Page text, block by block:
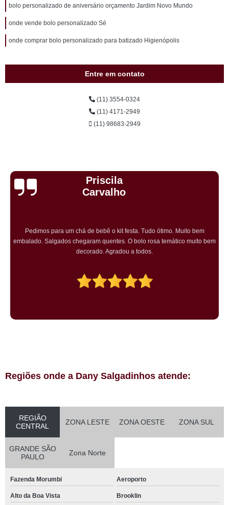
bolo personalizado de aniversário orçamento Jardim Novo Mundo
onde vende bolo personalizado Sé
onde comprar bolo personalizado para batizado Higienópolis
Entre em contato
(11) 3554-0324
(11) 4171-2949
(11) 98683-2949
Cristiane Dramali de
Oliveira
Adorei os salgadinhos tradicionais e os vegetarianos que encomendei
para o aniversário da minha mãe! Todos os convidados gostaram muito! O
preço também foi excelente e tornarei a encomendar!
Regiões onde a Dany Salgadinhos atende:
REGIÃO
CENTRAL
ZONA LESTE ZONA OESTE ZONA SUL
GRANDE SÃO
PAULO
Zona Norte
Fazenda Morumbi Aeroporto
Alto da Boa Vista Brooklin